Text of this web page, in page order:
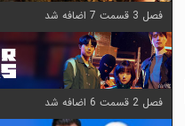
فصل 3 قسمت 7 اضافه شد
فصل 2 قسمت 6 اضافه شد